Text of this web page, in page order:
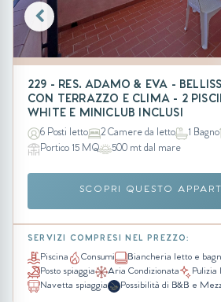
229 - RES. ADAMO & EVA -
CON TERRAZZO E CLIMA - 2
WHITE E MINICLUB INCLUSI
6 Posti letto 2 Camere da letto 1 Bagno
Portico 15 MQ
500 mt dal mare
SCOPRI QUESTO
SERVIZI COMPRESI NEL PREZZO:
Piscina Consumi Biancheria letto e
Posto spiaggia
Aria Condizionata
Pulizia
Navetta spiaggia
Possibilità di B&B e